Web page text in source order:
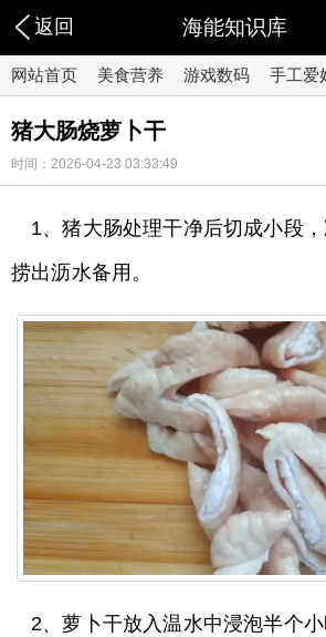
返回 海能知识库
网站首页 美食营养 游戏数码 手工爱
猪大肠烧萝卜干
时间：2026-04-23 03:33:49
1、猪大肠处理干净后切成小段
捞出沥水备用。
2、萝卜干放入温水中浸泡半个小